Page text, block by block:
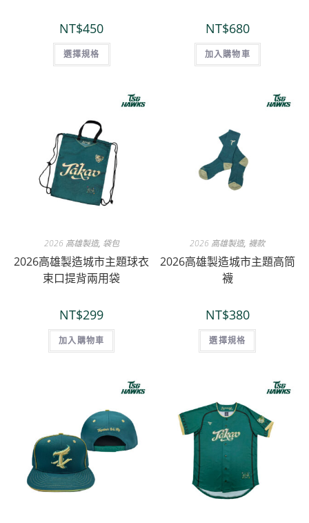
NT$450
選擇規格
NT$680
加入購物車
2026 高雄製造, 袋包
2026高雄製造城市主題球衣
束口提背兩用袋
NT$299
加入購物車
2026 高雄製造, 襪款
2026高雄製造城市主題高筒
襪
NT$380
選擇規格